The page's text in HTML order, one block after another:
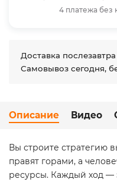
4 платежа без
Доставка
Самовывоз сегодня,
Описание Видео
Вы строите стратегию
правят горами, а
ресурсы. Каждый ход —